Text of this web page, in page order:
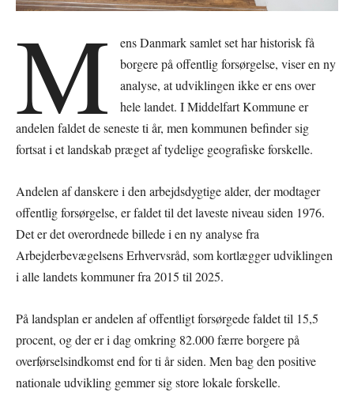
M
ens Danmark samlet set har historisk få
borgere på offentlig forsørgelse, viser en ny
analyse, at udviklingen ikke er ens over
hele landet. I Middelfart Kommune er
andelen faldet de seneste ti år, men kommunen befinder sig
fortsat i et landskab præget af tydelige geografiske forskelle.
Andelen af danskere i den arbejdsdygtige alder, der modtager
offentlig forsørgelse, er faldet til det laveste niveau siden 1976.
Det er det overordnede billede i en ny analyse fra
Arbejderbevægelsens Erhvervsråd, som kortlægger udviklingen
i alle landets kommuner fra 2015 til 2025.
På landsplan er andelen af offentligt forsørgede faldet til 15,5
procent, og der er i dag omkring 82.000 færre borgere på
overførselsindkomst end for ti år siden. Men bag den positive
nationale udvikling gemmer sig store lokale forskelle.